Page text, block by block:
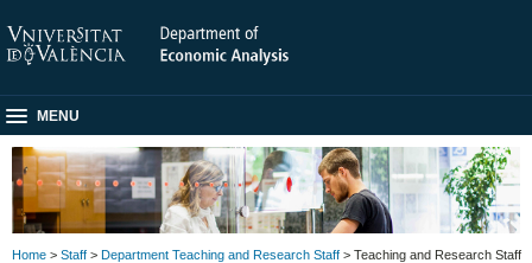
MENU
Home > Staff > Department Teaching and Research Staff > Teaching and Research Staff